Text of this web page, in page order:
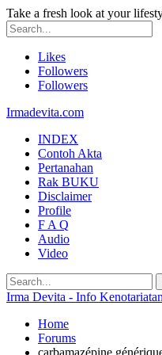
Take a fresh look at your
Likes
Followers
Followers
Irmadevita.com
INDEX
Contoh Akta
Pertanahan
Rak BUKU
Disclaimer
Profile
F A Q
Audio
Video
Irma Devita - Info
Home
Forums
carbamazépine